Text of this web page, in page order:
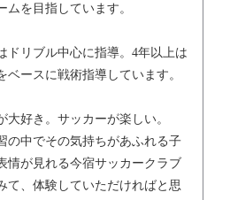
ムを目指しています。
ドリブル中心に指導。4年以上は
ベースに戦術指導しています。
大好き。サッカーが楽しい。
の中でその気持ちがあふれる子
情が見れる今宿サッカークラブ
て、体験していただければと思